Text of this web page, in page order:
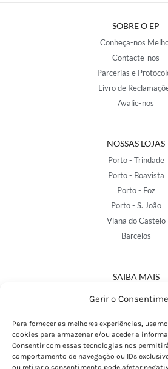
Gerir o
Para fornecer as melhores experiências,
cookies para armazenar e/ou aceder a
Consentir com essas tecnologias nos
comportamento de navegação ou IDs
ou retirar o consentimento pode afetar
SOBRE O EP
Conheça-nos
Contacte-nos
Parcerias e
Livro de
Avalie-nos
NOSSAS LOJAS
Porto - Trindade
Porto - Boavista
Porto - Foz
Porto - S. João
Viana do Castelo
Barcelos
SAIBA MAIS
Política de
Termos e
Perguntas
Custos de Envio